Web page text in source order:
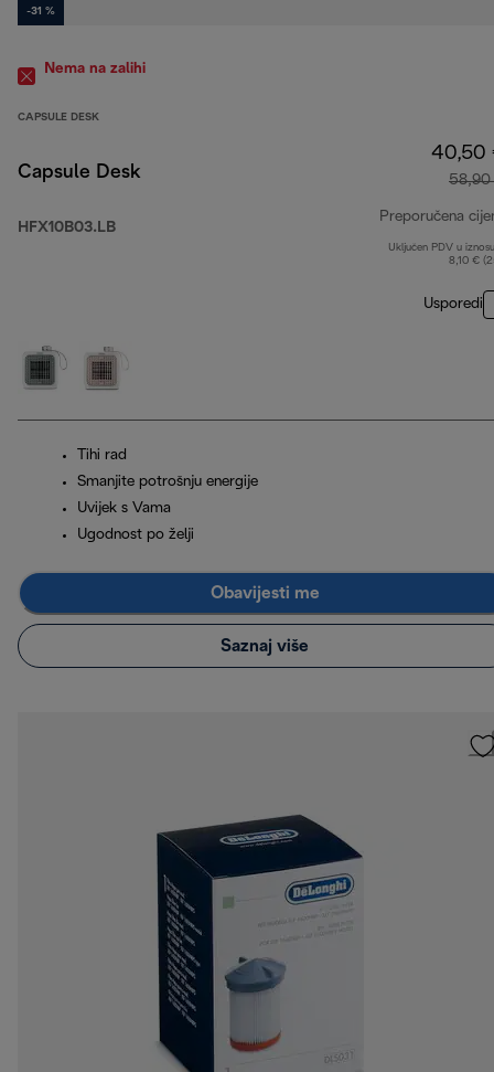
-31 %
Nema na zalihi
CAPSULE DESK
Capsule Desk
HFX10B03.LB
40,50
58,90
Preporučena
Uključen PDV u
8,10 €
Usporedi
Tihi rad
Smanjite potrošnju energije
Uvijek s Vama
Ugodnost po želji
Obavijesti me
Saznaj više